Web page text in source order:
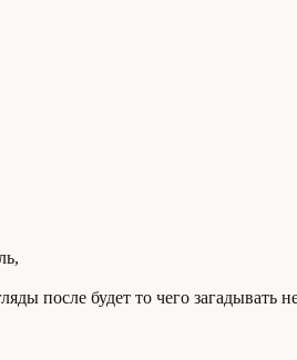
после будет то чего загадывать